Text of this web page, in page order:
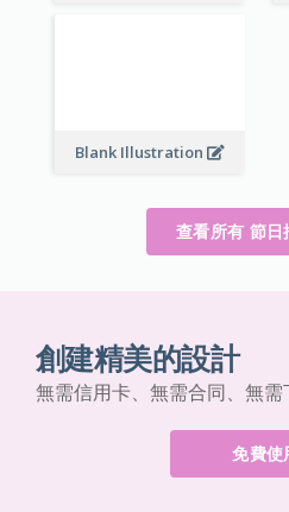
Blank Illustration
查看所有 節日
創建精美的設計
無需信用卡、無需合同、無需
免費使